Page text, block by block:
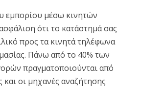
εμπορίου μέσω κινητών
ότι το κατάστημά σας
προς τα κινητά τηλέφωνα
Πάνω από το 40% των
πραγματοποιούνται από
και οι μηχανές αναζήτησης